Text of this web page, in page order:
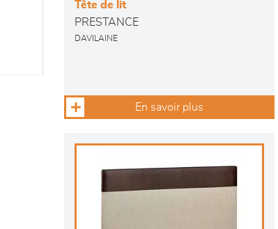
Tête de lit
PRESTANCE
DAVILAINE
En savoir plus